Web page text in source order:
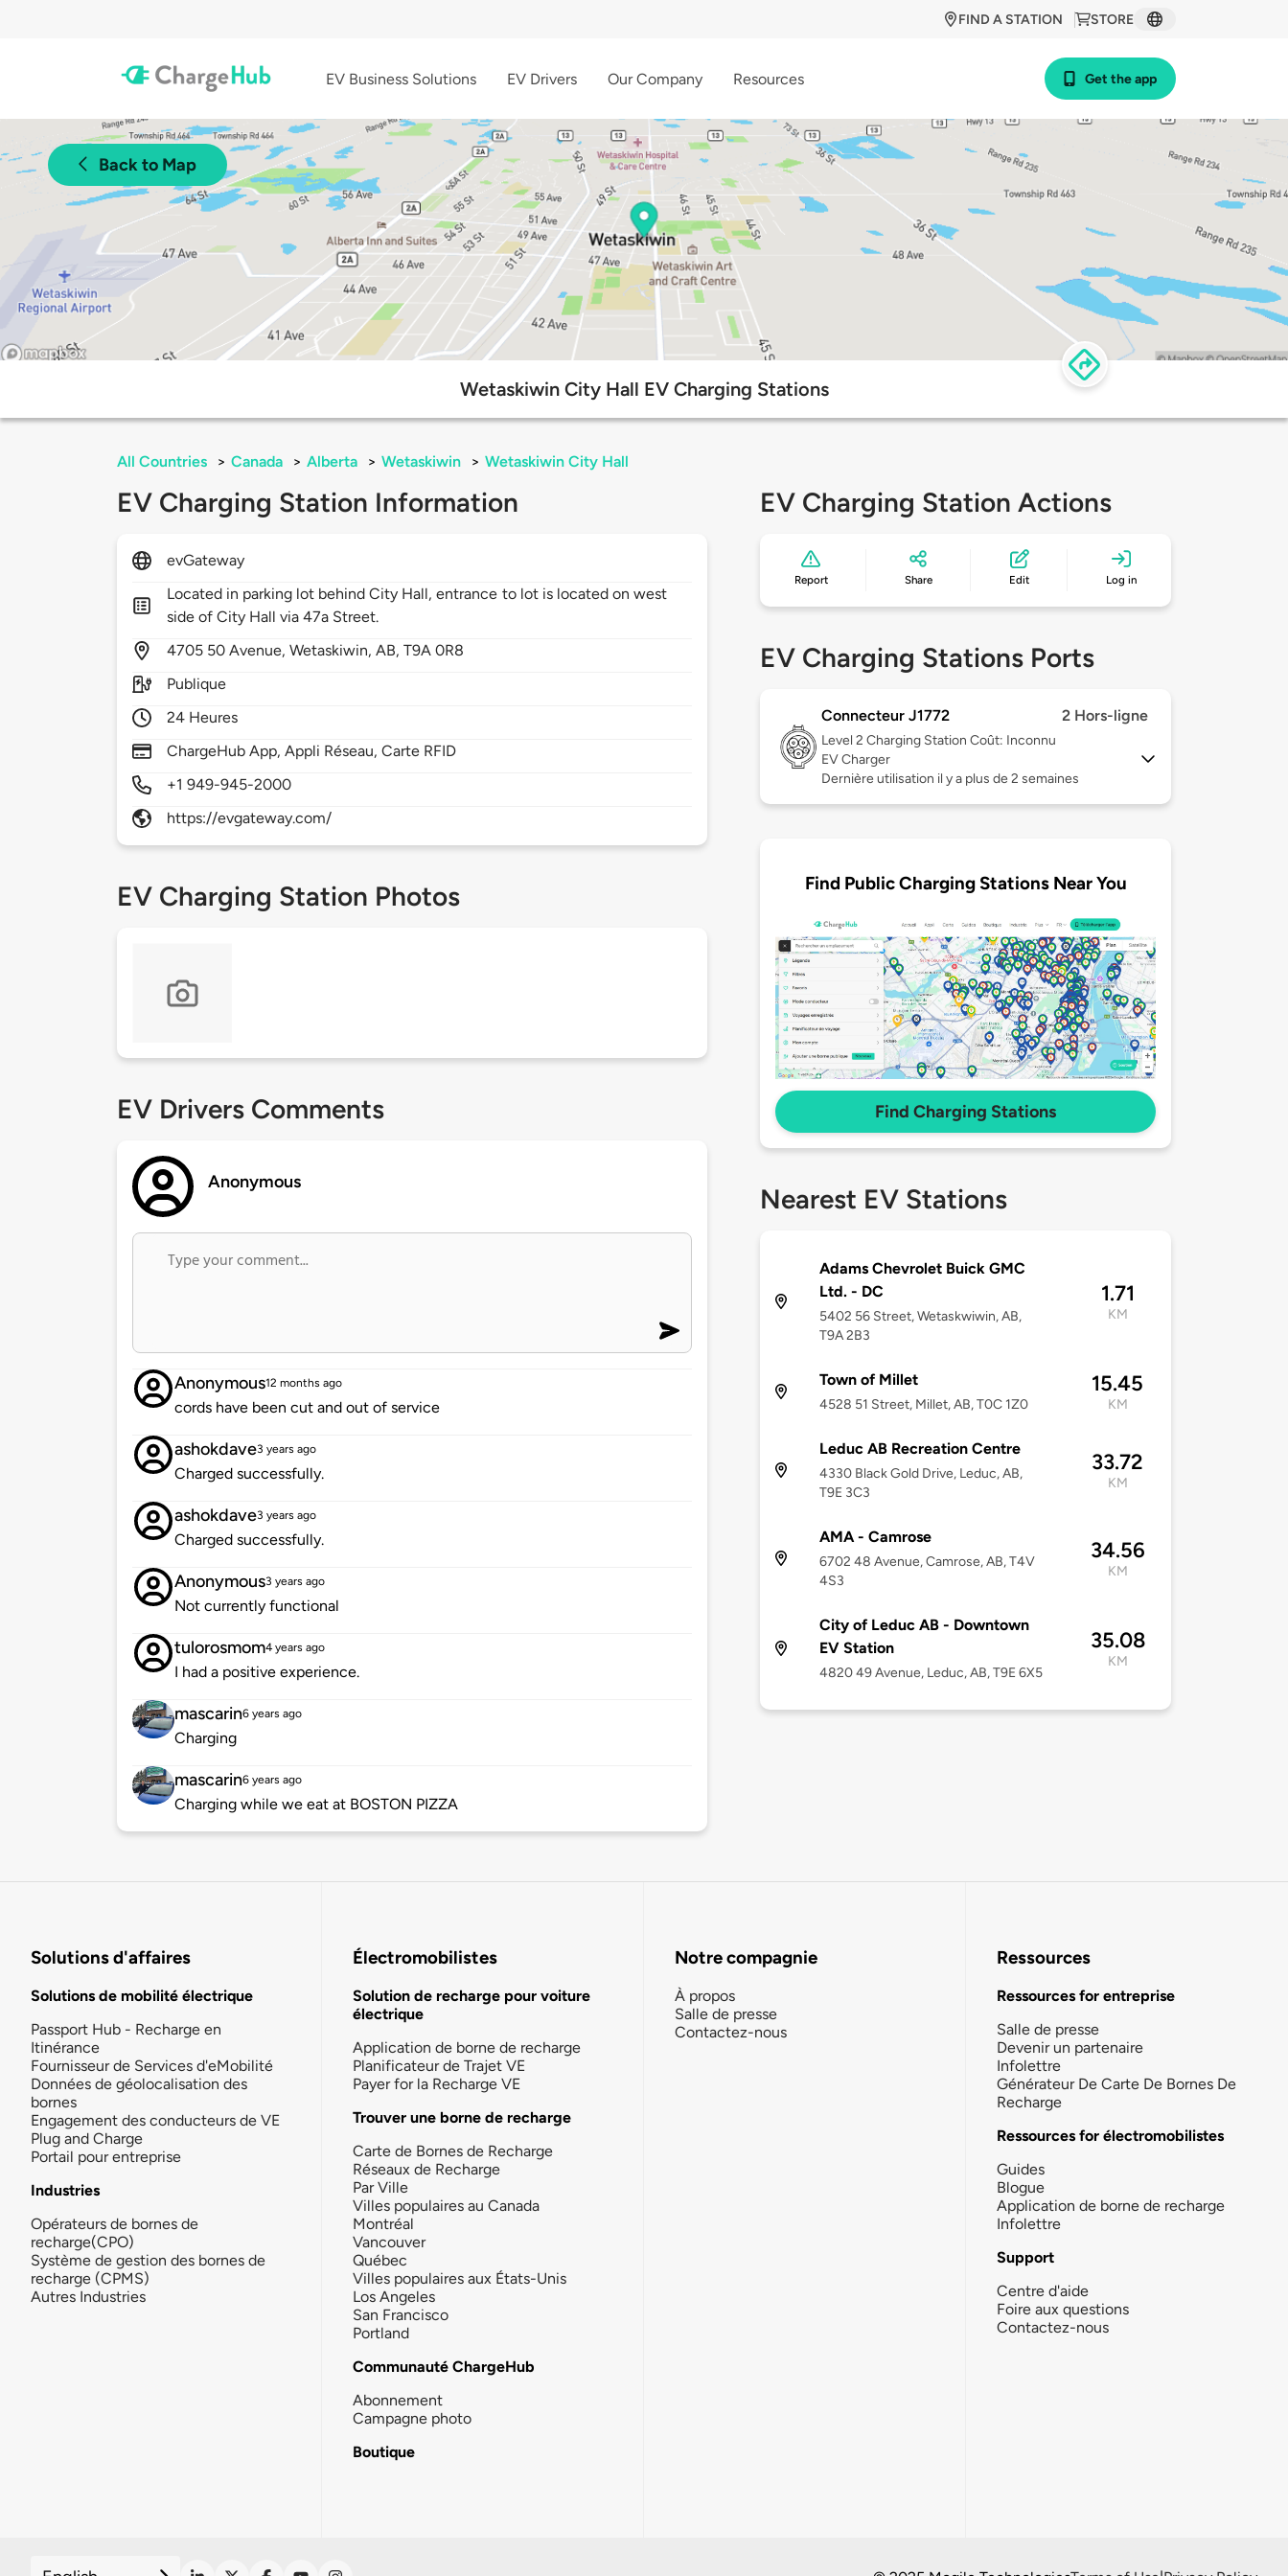
STORE
FIND A STATION
EV Business Solutions EV Drivers Our Company Resources Get the app
Back to Map
Wetaskiwin City Hall EV Charging Stations
All Countries > Canada > Alberta > Wetaskiwin > Wetaskiwin City Hall
EV Charging Station Information
evGateway
Located in parking lot behind City Hall, entrance to lot is located on west
side of City Hall via 47a Street.
4705 50 Avenue,Wetaskiwin,AB,T9A 0R8
Publique
24 Heures
ChargeHub App, Appli Réseau, Carte RFID
+1 949-945-2000
https://evgateway.com/
EV Charging Station Photos
EV Drivers Comments
Anonymous
Anonymous12 months ago
cords have been cut and out of service
ashokdave3 years ago
Charged successfully.
ashokdave3 years ago
Charged successfully.
Anonymous3 years ago
Not currently functional
tulorosmom4 years ago
I had a positive experience.
mascarin6 years ago
Charging
mascarin6 years ago
Charging while we eat at BOSTON PIZZA
EV Charging Station Actions
Report Share Edit Log in
EV Charging Stations Ports
Connecteur J1772 2 Hors-ligne
Level 2 Charging Station Coût: Inconnu
EV Charger
Dernière utilisation il y a plus de 2 semaines
Find Public Charging Stations Near You
Find Charging Stations
Nearest EV Stations
Adams Chevrolet Buick GMC
Ltd. - DC
5402 56 Street, Wetaskwiwin, AB,
T9A 2B3
1.71
KM
Town of Millet
4528 51 Street, Millet, AB, T0C 1Z0
15.45
KM
Leduc AB Recreation Centre
4330 Black Gold Drive, Leduc, AB,
T9E 3C3
33.72
KM
AMA - Camrose
6702 48 Avenue, Camrose, AB, T4V
4S3
34.56
KM
City of Leduc AB - Downtown
EV Station
4820 49 Avenue, Leduc, AB, T9E 6X5
35.08
KM
Solutions d'affaires
Solutions de mobilité électrique
Passport Hub - Recharge en
Itinérance
Fournisseur de Services d'eMobilité
Données de géolocalisation des
bornes
Engagement des conducteurs de VE
Plug and Charge
Portail pour entreprise
Industries
Opérateurs de bornes de
recharge(CPO)
Système de gestion des bornes de
recharge (CPMS)
Autres Industries
Électromobilistes
Solution de recharge pour voiture
électrique
Application de borne de recharge
Planificateur de Trajet VE
Payer for la Recharge VE
Trouver une borne de recharge
Carte de Bornes de Recharge
Réseaux de Recharge
Par Ville
Villes populaires au Canada
Montréal
Vancouver
Québec
Villes populaires aux États-Unis
Los Angeles
San Francisco
Portland
Communauté ChargeHub
Abonnement
Campagne photo
Boutique
Notre compagnie
À propos
Salle de presse
Contactez-nous
Ressources
Ressources for entreprise
Salle de presse
Devenir un partenaire
Infolettre
Générateur De Carte De Bornes De
Recharge
Ressources for électromobilistes
Guides
Blogue
Application de borne de recharge
Infolettre
Support
Centre d'aide
Foire aux questions
Contactez-nous